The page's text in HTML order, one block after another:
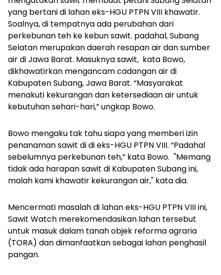
yang bertani di lahan eks-HGU PTPN VIII khawatir.
Soalnya, di tempatnyaada perubahan dari
perkebunan teh ke kebun sawit. padahal, Subang
Selatan merupakan daerah resapan air dan sumber
air di Jawa Barat. Masuknya sawit, kata Bowo,
dikhawatirkan mengancam cadanganair di
Kabupaten Subang, Jawa Barat. “Masyarakat
menakuti kekurangan dan ketersediaan air untuk
kebutuhan sehari-hari,” ungkap Bowo.
Bowo mengaku tak tahu siapa yang memberi izin
penanaman sawit di di eks-HGU PTPN VIII. “Padahal
sebelumnya perkebunan teh,” kata Bowo. "Memang
tidak ada harapan sawit di Kabupaten Subang ini,
malah kami khawatir kekurangan air," kata dia.
Mencermati masalah di lahan eks-HGU PTPN VIII ini,
Sawit Watch merekomendasikan lahan tersebut
untuk masuk dalam tanah objek reforma agraria
(TORA) dan dimanfaatkan sebagai lahan penghasil
pangan.